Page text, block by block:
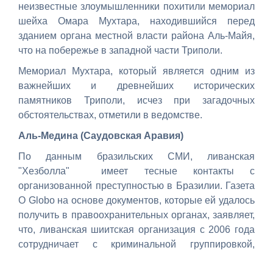
неизвестные злоумышленники похитили мемориал
шейха Омара Мухтара, находившийся перед
зданием органа местной власти района Аль-Майя,
что на побережье в западной части Триполи.
Мемориал Мухтара, который является одним из
важнейших и древнейших исторических
памятников Триполи, исчез при загадочных
обстоятельствах, отметили в ведомстве.
Аль-Медина (Саудовская Аравия)
По данным бразильских СМИ, ливанская
"Хезболла" имеет тесные контакты с
организованной преступностью в Бразилии. Газета
O Globo на основе документов, которые ей удалось
получить в правоохранительных органах, заявляет,
что, ливанская шиитская организация с 2006 года
сотрудничает с криминальной группировкой,